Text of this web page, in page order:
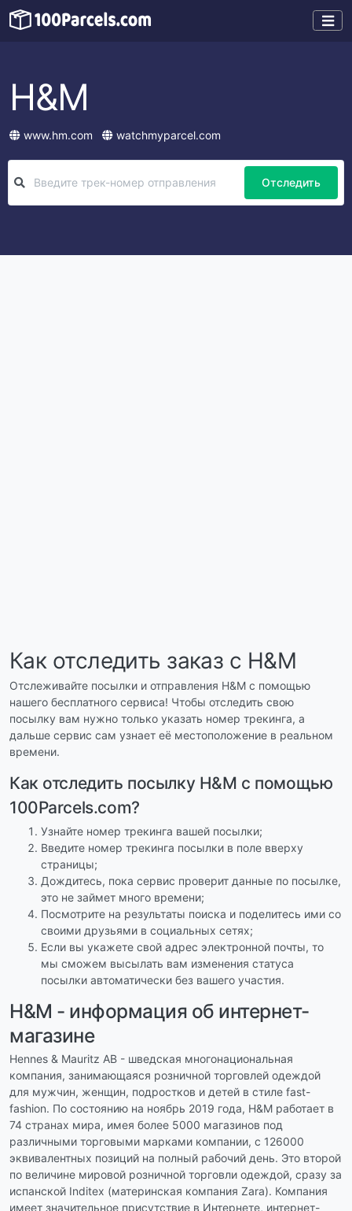
H&M
www.hm.com watchmyparcel.com
Отследить
Как отследить заказ с H&M
Отслеживайте посылки и отправления H&M с помощью
нашего бесплатного сервиса! Чтобы отследить свою
посылку вам нужно только указать номер трекинга, а
дальше сервис сам узнает её местоположение в реальном
времени.
Как отследить посылку H&M с помощью
100Parcels.com?
Узнайте номер трекинга вашей посылки;
Введите номер трекинга посылки в поле вверху
страницы;
Дождитесь, пока сервис проверит данные по посылке,
это не займет много времени;
Посмотрите на результаты поиска и поделитесь ими со
своими друзьями в социальных сетях;
Если вы укажете свой адрес электронной почты, то
мы сможем высылать вам изменения статуса
посылки автоматически без вашего участия.
H&M - информация об интернет-
магазине
Hennes & Mauritz AB - шведская многонациональная
компания, занимающаяся розничной торговлей одеждой
для мужчин, женщин, подростков и детей в стиле fast-
fashion. По состоянию на ноябрь 2019 года, H&M работает в
74 странах мира, имея более 5000 магазинов под
различными торговыми марками компании, с 126000
эквивалентных позиций на полный рабочий день. Это второй
по величине мировой розничной торговли одеждой, сразу за
испанской Inditex (материнская компания Zara). Компания
имеет значительное присутствие в Интернете, интернет-